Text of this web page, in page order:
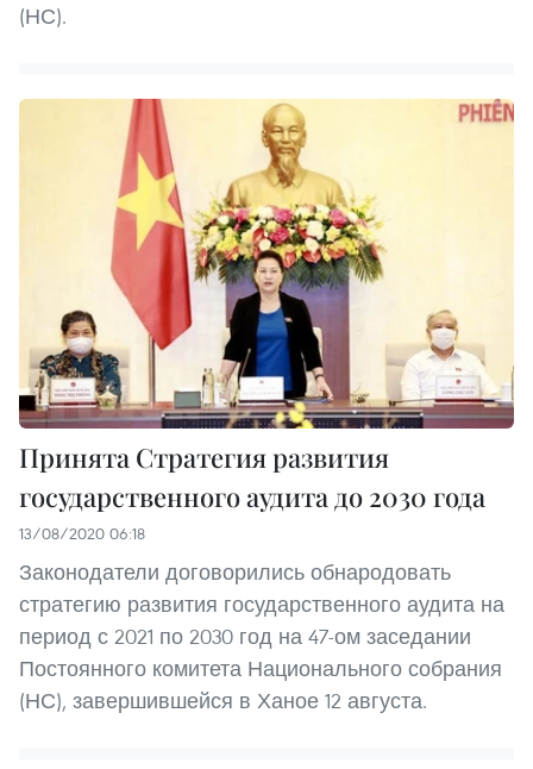
(НС).
Принята Стратегия развития
государственного аудита до 2030 года
13/08/2020 06:18
Законодатели договорились обнародовать
стратегию развития государственного аудита на
период с 2021 по 2030 год на 47-ом заседании
Постоянного комитета Национального собрания
(НС), завершившейся в Ханое 12 августа.